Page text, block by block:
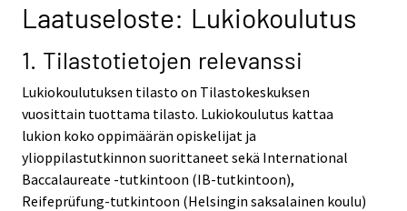
Laatuseloste: Lukiokoulutus
1. Tilastotietojen relevanssi
Lukiokoulutuksen tilasto on Tilastokeskuksen
vuosittain tuottama tilasto. Lukiokoulutus kattaa
lukion koko oppimäärän opiskelijat ja
ylioppilastutkinnon suorittaneet sekä International
Baccalaureate -tutkintoon (IB-tutkintoon),
Reifeprüfung-tutkintoon (Helsingin saksalainen koulu)